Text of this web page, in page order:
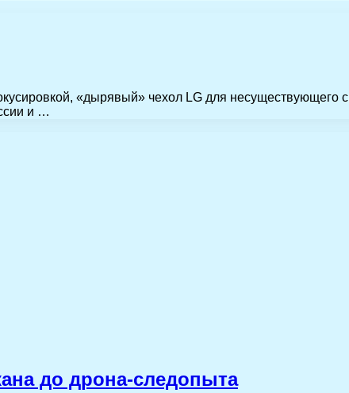
«дырявый» чехол LG для
и …
до дрона-следопыта